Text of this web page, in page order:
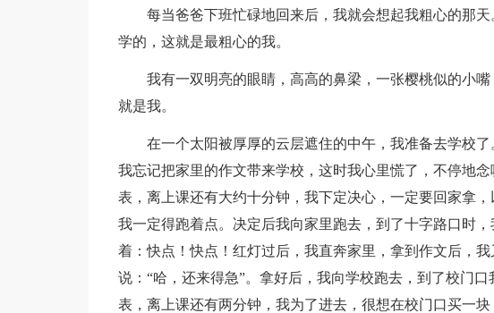
每当爸爸下班忙碌地回来后，我就会想起我粗心的那
学的，这就是最粗心的我。
我有一双明亮的眼睛，高高的鼻梁，一张樱桃似的小
就是我。
在一个太阳被厚厚的云层遮住的中午，我准备去学校
我忘记把家里的作文带来学校，这时我心里慌了，不停地
表，离上课还有大约十分钟，我下定决心，一定要回家拿
我一定得跑着点。决定后我向家里跑去，到了十字路口时
着：快点！快点！红灯过后，我直奔家里，拿到作文后，
说：“哈，还来得急”。拿好后，我向学校跑去，到了校门
表，离上课还有两分钟，我为了进去，很想在校门口买一